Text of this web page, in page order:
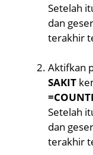
Setelah
dan
terakhir
Aktifkan
SAKIT
Setelah
dan
terakhir